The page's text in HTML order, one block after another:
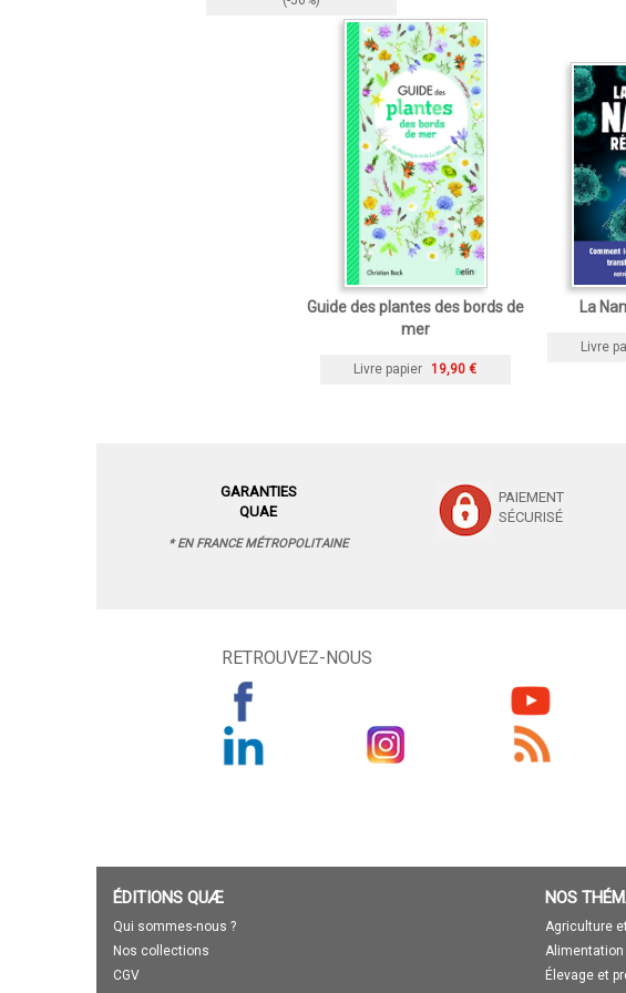
Guide des plantes des bords de
mer
Livre papier 19,90 €
La
Livre
GARANTIES
QUAE
* EN FRANCE MÉTROPOLITAINE
PAIEMENT
SÉCURISÉ
RETROUVEZ-NOUS
ÉDITIONS QUÆ
Qui sommes-nous ?
Nos collections
CGV
NOS
Agriculture
Élevage et